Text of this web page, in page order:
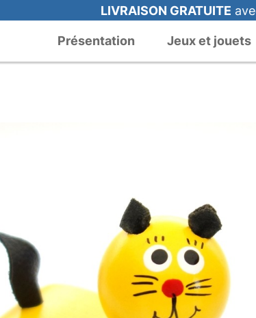
LIVRAISON GRATUITE
Présentation Jeux et jouets